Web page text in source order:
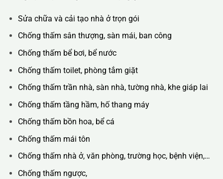
Sửa chữa và cải tạo nhà ở trọn gói
Chống thấm sân thượng, sàn mái, ban công
Chống thấm bể bơi, bể nước
Chống thấm toilet, phòng tắm giặt
Chống thấm trần nhà, sàn nhà, tường nhà, khe giáp lai
Chống thấm tầng hầm, hố thang máy
Chống thấm bồn hoa, bể cá
Chống thấm mái tôn
Chống thấm nhà ở, văn phòng, trường học, bệnh viện,…
Chống thấm ngược,